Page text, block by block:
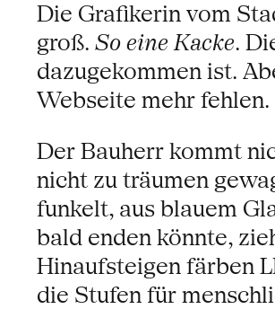
Die Grafikerin vom
groß. So eine Kacke.
dazugekommen ist.
Webseite mehr
Der Bauherr kommt
nicht zu träumen
funkelt, aus blauem
bald enden könnte,
Hinaufsteigen färben
die Stufen für